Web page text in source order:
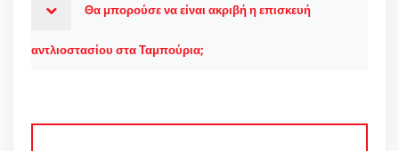
Θα μπορούσε να είναι ακριβή η επισκευή
αντλιοστασίου στα Ταμπούρια;